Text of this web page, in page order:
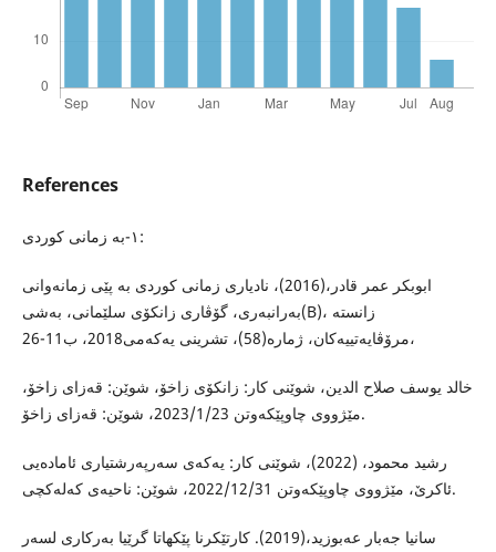
References
١-بە زمانی کوردی:
ابوبکر عمر قادر،(2016)، نادیاری زمانی کوردی بە پێی زمانەوانی
بەرانبەری، گۆڤاری زانکۆی سلێمانی، بەشی(B)، زانستە
مرۆڤایەتییەکان، ژمارە(58)، تشرینی یەکەمی2018، ب11-26،
خالد یوسف صلاح الدین، شوێنی کار: زانکۆی زاخۆ، شوێن: قەزای زاخۆ،
مێژووی چاوپێکەوتن 2023/1/23، شوێن: قەزای زاخۆ.
رشید محمود، (2022)، شوێنی کار: یەکەی سەرپەرشتیاری ئامادەیی
ئاکرێ، مێژووی چاوپێکەوتن 2022/12/31، شوێن: ناحیەی کەلەکچی.
سانیا جەبار عەبوزید،(2019). کارتێکرنا پێکهاتا گرێیا بەرکاری لسەر